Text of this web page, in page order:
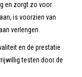
en zorgt zo voor
is voorzien van
verlengen.
en de prestatie
testen door de